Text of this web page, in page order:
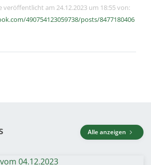
veröffentlicht am 24.12.2023 um 18:55 von:
490754123059738/posts/8477180406
Alle anzeigen